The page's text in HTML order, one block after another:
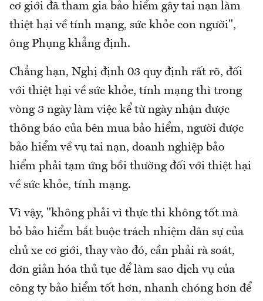
cơ giới đã tham gia bảo hiểm gây tai nạn làm
thiệt hại về tính mạng, sức khỏe con người",
ông Phụng khẳng định.
Chẳng hạn, Nghị định 03 quy định rất rõ, đối
với thiệt hại về sức khỏe, tính mạng thì trong
vòng 3 ngày làm việc kể từ ngày nhận được
thông báo của bên mua bảo hiểm, người được
bảo hiểm về vụ tai nạn, doanh nghiệp bảo
hiểm phải tạm ứng bồi thường đối với thiệt hại
về sức khỏe, tính mạng.
Vì vậy, "không phải vì thực thi không tốt mà
bỏ bảo hiểm bắt buộc trách nhiệm dân sự của
chủ xe cơ giới, thay vào đó, cần phải rà soát,
đơn giản hóa thủ tục để làm sao dịch vụ của
công ty bảo hiểm tốt hơn, nhanh chóng hơn để